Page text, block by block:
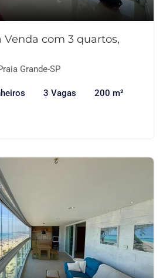
com 3 quartos,
Grande-SP
3 Vagas 200 m²